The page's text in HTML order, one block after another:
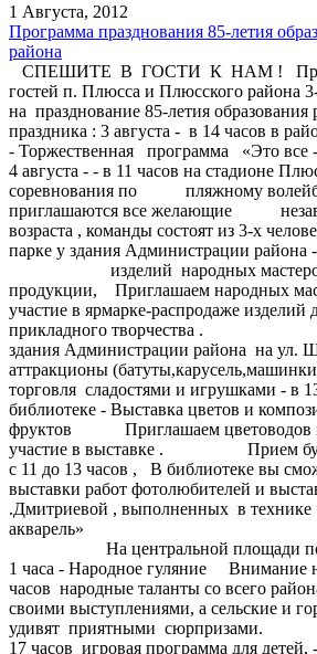
1 Августа, 2012
Программа празднования 85-летия
района
СПЕШИТЕ В ГОСТИ К НАМ !
гостей п. Плюсса и Плюсского района 3-
на празднование 85-летия
праздника : 3 августа - в 14 часов в
- Торжественная программа «Это все
4 августа - - в 11 часов на стадионе
соревнования по пляжному
приглашаются все желающие
возраста , команды состоят из 3-х
парке у здания Администрации района
изделий народных мастеров
продукции, Приглашаем народных
участие в ярмарке-распродаже изделий
прикладного творчества .
здания Администрации района на ул.
аттракционы
торговля сладостями и игрушками - в
библиотеке - Выставка цветов и
фруктов Приглашаем цветоводов и
участие в выставке . Прием
с 11 до 13 часов , В библиотеке вы
выставки работ фотолюбителей и
.Дмитриевой , выполненных в технике
На центральной площади
1 часа - Народное гуляние Внимание
часов народные таланты со всего
своими выступлениями, а сельские и
удивят приятными
17 часов игровая программа для детей,